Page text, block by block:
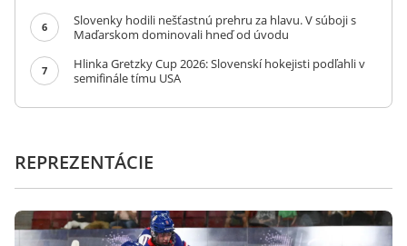
6
Slovenky hodili nešťastnú prehru za hlavu. V súboji s
Maďarskom dominovali hneď od úvodu
7
Hlinka Gretzky Cup 2026: Slovenskí hokejisti podľahli v
semifinále tímu USA
REPREZENTÁCIE